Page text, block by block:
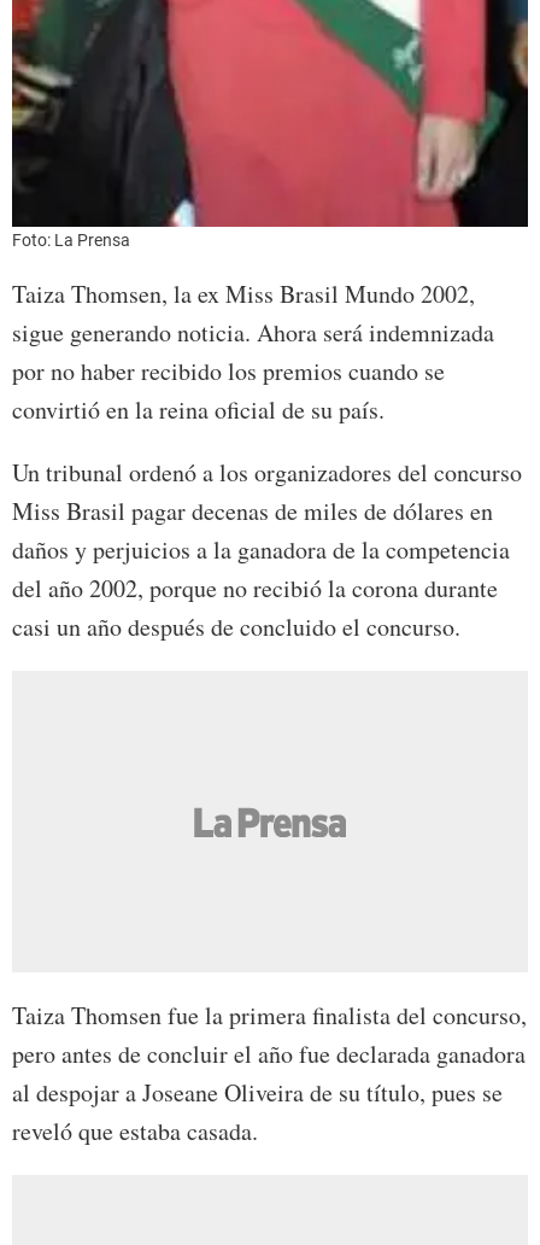
Foto: La Prensa
Taiza Thomsen, la ex Miss Brasil Mundo 2002,
sigue generando noticia. Ahora será indemnizada
por no haber recibido los premios cuando se
convirtió en la reina oficial de su país.
Un tribunal ordenó a los organizadores del concurso
Miss Brasil pagar decenas de miles de dólares en
daños y perjuicios a la ganadora de la competencia
del año 2002, porque no recibió la corona durante
casi un año después de concluido el concurso.
Taiza Thomsen fue la primera finalista del concurso,
pero antes de concluir el año fue declarada ganadora
al despojar a Joseane Oliveira de su título, pues se
reveló que estaba casada.